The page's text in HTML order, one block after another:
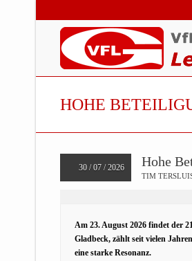
HOHE
30 / 07 / 2026 Hohe
TIM
Am 23. August 2026 findet der
Gladbeck, zählt seit vielen
eine starke Resonanz.